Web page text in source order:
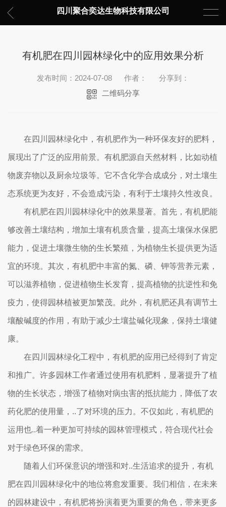
四川聚合奕达生物科技有限公司
有机肥在四川园林绿化中的应用效果分析
发布时间：2024-07-08 作者：
分享到：
二维码分享
在四川园林绿化中，有机肥作为一种环保友好的肥料，
展现出了广泛的应用前景。有机肥源自天然材料，比如动植
物废弃物以及厨余垃圾等。它不含化学合成成分，对土壤生
态系统更为友好，不会造成污染，有利于土壤持久性改良。
有机肥在四川园林绿化中的效果显著。首先，有机肥能
够改善土壤结构，增加土壤有机质含量，提高土壤保水保肥
能力，促进土壤微生物的生长繁殖，为植物生长提供更为适
宜的环境。其次，有机肥中丰富的氮、磷、钾等营养元素，
可以滋养植物，促进植物生长发育，提高植物的抗逆性和免
疫力，使得园林植被更加繁茂。此外，有机肥还具有调节土
壤酸碱度的作用，有助于减少土壤盐碱化现象，保持土壤健
康。
在四川园林绿化工程中，有机肥的应用已经得到了肯定
和推广。许多园林工作者通过使用有机肥料，显著提升了植
物的生长状态，增强了植物对病虫害的抵抗能力，降低了农
药化肥的使用量，..了对环境的压力。不仅如此，有机肥的
运用也..着一种更加可持续的园林管理模式，符合现代社会
对于绿色环保的需求。
随着人们环保意识的增强和对..生活追求的提升，有机
肥在四川园林绿化中的地位将愈发重要。我们相信，在未来
的园林建设中，有机肥将扮演着更为重要的角色，带来更多